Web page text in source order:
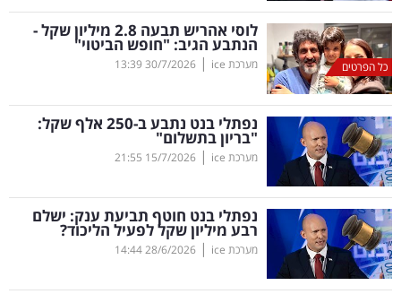
שיווק
ופרסום
משפט
מדדים
ומחקרים
דעות
רכילות
עסקית
כל הפרטים
לוסי אהריש תבעה 2.8 מיליון שקל -
הנתבע הגיב: "חופש הביטוי"
מערכת ice |
30/7/2026
13:39
נפתלי בנט נתבע ב-250 אלף שקל:
"בריון בתשלום"
מערכת ice |
15/7/2026
21:55
נפתלי בנט חוטף תביעת ענק: ישלם
רבע מיליון שקל לפעיל הליכוד?
מערכת ice |
28/6/2026
14:44